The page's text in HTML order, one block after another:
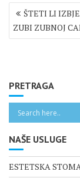
Navigacija
objava
ŠTETI LI
ZUBI ZUBNOJ
PRETRAGA
NAŠE USLUGE
ESTETSKA